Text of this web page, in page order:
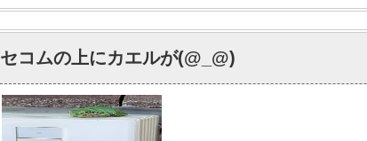
セコムの上にカエルが(@_@)